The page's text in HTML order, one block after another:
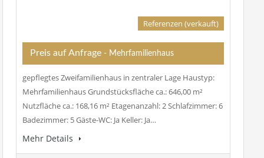
Referenzen (verkauft)
Preis auf Anfrage - Mehrfamilienhaus
gepflegtes Zweifamilienhaus in zentraler Lage Haustyp:
Mehrfamilienhaus Grundstücksfläche ca.: 646,00 m²
Nutzfläche ca.: 168,16 m² Etagenanzahl: 2 Schlafzimmer: 6
Badezimmer: 5 Gäste-WC: Ja Keller: Ja…
Mehr Details